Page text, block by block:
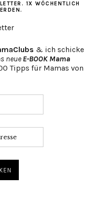
1X WÖCHENTLICH
& ich schicke
neue E-BOOK Mama
Tipps für Mamas von